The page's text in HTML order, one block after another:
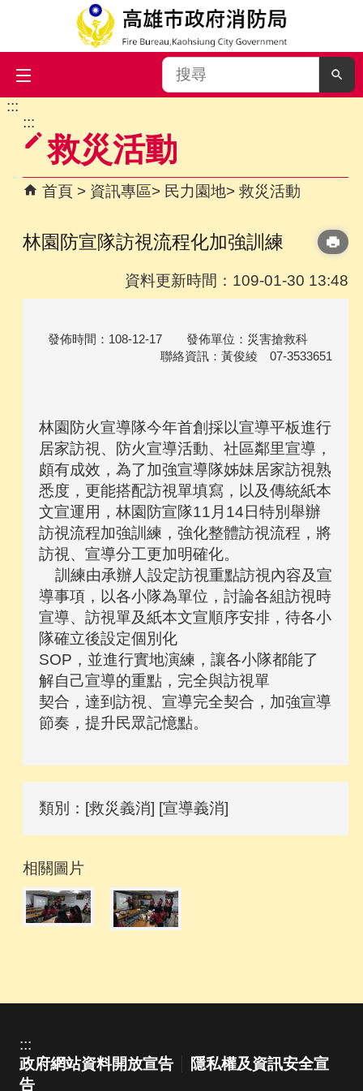
跳到主要內容區塊
搜
尋
:::
:::
救災活動
首頁 資訊專區 民力園地 救災活動
林園防宣隊訪視流程化加強訓練
資料更新時間：109-01-30 13:48
發佈時間：108-12-17 發佈單位：災害搶救科
聯絡資訊：黃俊綾 07-3533651
林園防火宣導隊今年首創採以宣導平板進行
居家訪視、防火宣導活動、社區鄰里宣導，
頗有成效，為了加強宣導隊姊妹居家訪視熟
悉度，更能搭配訪視單填寫，以及傳統紙本
文宣運用，林園防宣隊11月14日特別舉辦
訪視流程加強訓練，強化整體訪視流程，將
訪視、宣導分工更加明確化。
訓練由承辦人設定訪視重點訪視內容及宣
導事項，以各小隊為單位，討論各組訪視時
宣導、訪視單及紙本文宣順序安排，待各小
隊確立後設定個別化
SOP，並進行實地演練，讓各小隊都能了
解自己宣導的重點，完全與訪視單
契合，達到訪視、宣導完全契合，加強宣導
節奏，提升民眾記憶點。
類別：[救災義消] [宣導義消]
相關圖片
:::
政府網站資料開放宣告
隱私權及資訊安全宣
告